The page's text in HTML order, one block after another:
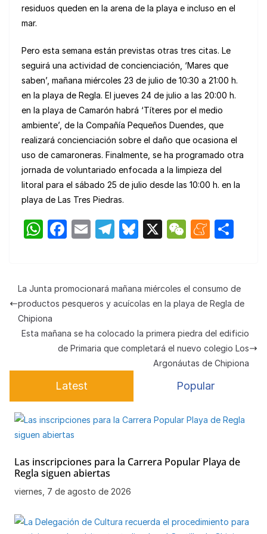
residuos queden en la arena de la playa e incluso en el
mar.
Pero esta semana están previstas otras tres citas. Le
seguirá una actividad de concienciación, ‘Mares que
saben’, mañana miércoles 23 de julio de 10:30 a 21:00 h.
en la playa de Regla. El jueves 24 de julio a las 20:00 h.
en la playa de Camarón habrá ‘Títeres por el medio
ambiente’, de la Compañía Pequeños Duendes, que
realizará concienciación sobre el daño que ocasiona el
uso de camaroneras. Finalmente, se ha programado otra
jornada de voluntariado enfocada a la limpieza del
litoral para el sábado 25 de julio desde las 10:00 h. en la
playa de Las Tres Piedras.
W
s
A
p
p
F
e
b
o
E
T
gr
a
m
Bl
s
k
X
W
h
at
M
e
a
m
e
p
ar
tir
La Junta promocionará mañana miércoles el consumo de
productos pesqueros y acuícolas en la playa de Regla de
Chipiona
Esta mañana se ha colocado la primera piedra del edificio
de Primaria que completará el nuevo colegio Los
Argonáutas de Chipiona
Latest Popular
Las inscripciones para la Carrera Popular Playa de
Regla siguen abiertas
viernes, 7 de agosto de 2026